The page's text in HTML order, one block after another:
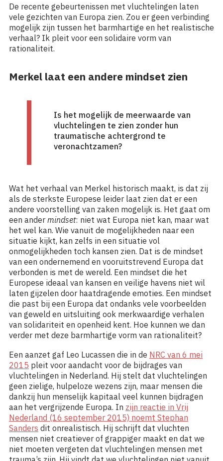
De recente gebeurtenissen met vluchtelingen laten
vele gezichten van Europa zien. Zou er geen verbinding
mogelijk zijn tussen het barmhartige en het realistische
verhaal? Ik pleit voor een solidaire vorm van
rationaliteit.
Merkel laat een andere mindset zien
Is het mogelijk de meerwaarde van
vluchtelingen te zien zonder hun
traumatische achtergrond te
veronachtzamen?
Wat het verhaal van Merkel historisch maakt, is dat zij
als de sterkste Europese leider laat zien dat er een
andere voorstelling van zaken mogelijk is. Het gaat om
een andermindset: niet wat Europa niet kan, maar wat
het wel kan. Wie vanuit de mogelijkheden naar een
situatie kijkt, kan zelfs in een situatie vol
onmogelijkheden toch kansen zien. Dat is de mindset
van een ondernemend en vooruitstrevend Europa dat
verbonden is met de wereld. Een mindset die het
Europese ideaal van kansen en veilige havens niet wil
laten gijzelen door haatdragende emoties. Een mindset
die past bij een Europa dat ondanks vele voorbeelden
van geweld en uitsluiting ook merkwaardige verhalen
van solidariteit en openheid kent. Hoe kunnen we dan
verder met deze barmhartige vorm van rationaliteit?
Een aanzet gaf Leo Lucassen die in de NRC van 6 mei
2015 pleit voor aandacht voor de bijdrages van
vluchtelingen in Nederland. Hij stelt dat vluchtelingen
geen zielige, hulpeloze wezens zijn, maar mensen die
dankzij hun menselijk kapitaal veel kunnen bijdragen
aan het vergrijzende Europa. In zijn reactie in Vrij
Nederland (16 september 2015) noemt Stephan
Sanders dit onrealistisch. Hij schrijft dat vluchten
mensen niet creatiever of grappiger maakt en dat we
niet moeten vergeten dat vluchtelingen mensen met